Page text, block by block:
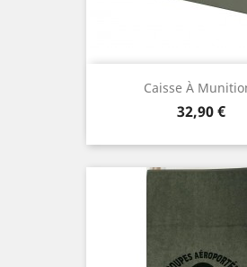
Caisse À
Prix
32,90 €